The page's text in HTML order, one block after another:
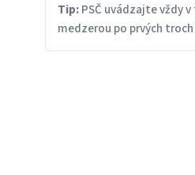
Tip:PSČ uvádzajte vždy
medzerou po prvých